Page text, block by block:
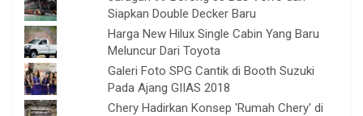
Siapkan Double Decker Baru
Harga New Hilux Single Cabin Yang Baru
Meluncur Dari Toyota
Galeri Foto SPG Cantik di Booth Suzuki
Pada Ajang GIIAS 2018
Chery Hadirkan Konsep 'Rumah Chery' di